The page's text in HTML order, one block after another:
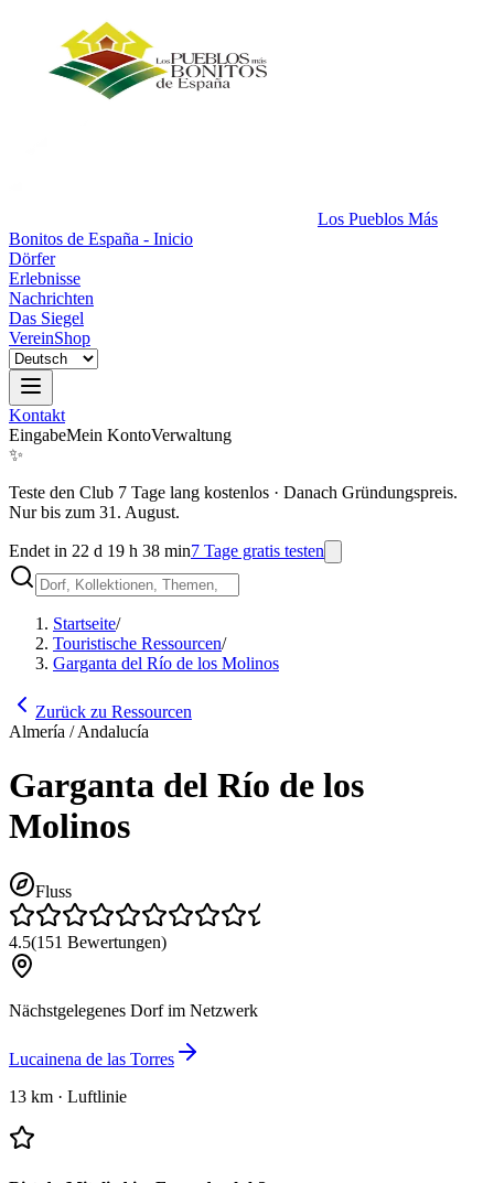
Los Pueblos Más
Bonitos de España - Inicio
Dörfer
Erlebnisse
Nachrichten
Das Siegel
VereinShop
Kontakt
EingabeMein KontoVerwaltung
✨
Teste den Club 7 Tage lang kostenlos · Danach Gründungspreis.
Nur bis zum 31. August.
Endet in 22 d 19 h 38 min7 Tage gratis testen
Startseite/
Touristische Ressourcen/
Garganta del Río de los Molinos
Zurück zu Ressourcen
Almería / Andalucía
Garganta del Río de los
Molinos
Fluss
4.5(151 Bewertungen)
Nächstgelegenes Dorf im Netzwerk
Lucainena de las Torres
13 km · Luftlinie